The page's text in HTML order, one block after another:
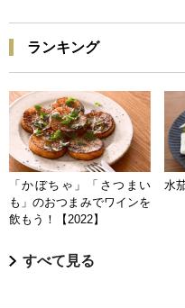
ランキング
「かぼちゃ」「さつまい
も」のおつまみでワインを
飲もう！【2022】
水
すべて見る